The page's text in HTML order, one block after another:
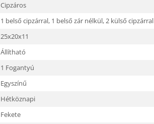
Cipzáros
1 belső cipzárral, 1 belső zár nélkül,2 külső cipzárral
25x20x11
Állítható
1 Fogantyú
Egyszínű
Hétköznapi
Fekete